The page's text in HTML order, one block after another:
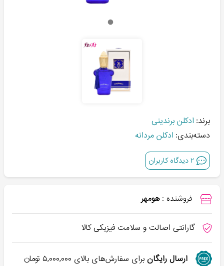
برند: ادکلن برندینی
دسته‌بندی: ادکلن مردانه
۲دیدگاه کاربران
فروشنده : هومهر
گارانتی اصالت و سلامت فیزیکی کالا
ارسال رایگانبرای سفارش‌های بالای ۵,۰۰۰,۰۰۰تومان